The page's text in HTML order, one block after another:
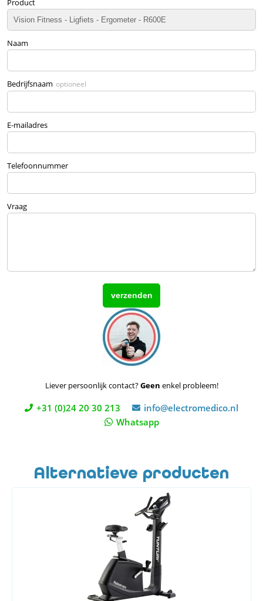
Product
Naam
Bedrijfsnaam optioneel
E-mailadres
Telefoonnummer
Vraag
Liever persoonlijk contact?Geen enkel probleem!
+31 (0)24 20 30 213
info@electromedico.nl
Whatsapp
Alternatieve producten